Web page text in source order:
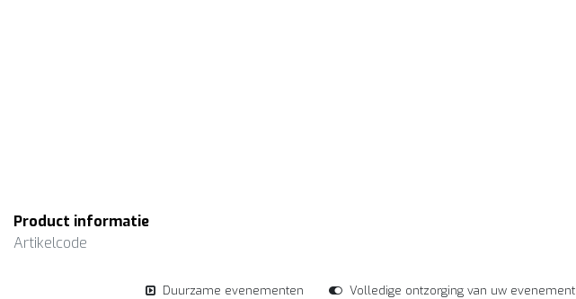
Product informatie
Artikelcode
Duurzame evenementen Volledige ontzorging van uw evenement